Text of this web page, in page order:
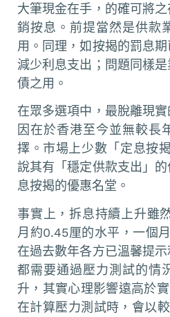
大筆現金在手，的確可將
銷按息。前提當然是供款
用。同理，如按揭的罰息
減少利息支出；問題同樣
債之用。
在眾多選項中，最脫離現
因在於香港至今並無較長
擇。市場上少數「定息按
說其有「穩定供款支出」
息按揭的優惠名堂。
事實上，拆息持續上升雖
月約0.45厘的水平，一個
在過去數年各方已溫馨提
都需要通過壓力測試的情
升，其實心理影響遠高於
在計算壓力測試時，會以